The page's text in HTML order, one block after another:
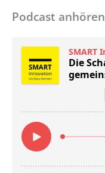
Podcast anhören